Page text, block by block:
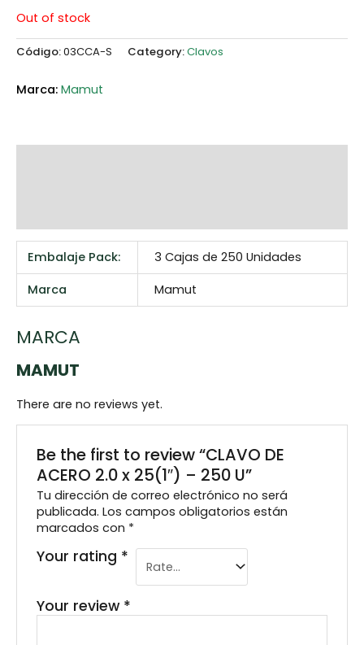
Out of stock
Código:03CCA-S Category:Clavos
Mamut
Embalaje Pack:
3 Cajas de 250 Unidades
Marca
Mamut
MARCA
MAMUT
There are no reviews yet.
Be the first to review “CLAVO DE
ACERO 2.0 x 25(1″) – 250 U”
Tu dirección de correo electrónico no será
publicada. Los campos obligatorios están
marcados con *
Your rating *
Your review *